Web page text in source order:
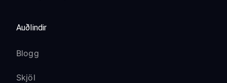
Auðlindir
Blogg
Skjöl